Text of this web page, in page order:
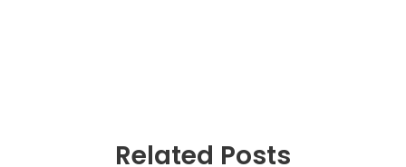
Related Posts